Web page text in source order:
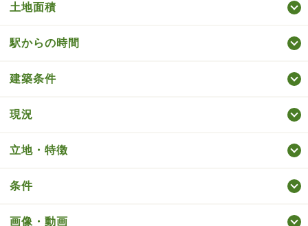
土地面積
駅からの時間
建築条件
現況
立地・特徴
条件
画像・動画